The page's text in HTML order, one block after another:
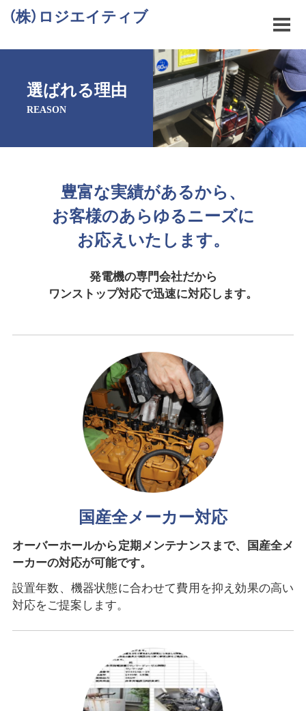
（株）ロジエイティブ
選ばれる理由
REASON
豊富な実績があるから、
お客様のあらゆるニーズに
お応えいたします。
発電機の専門会社だから
ワンストップ対応で迅速に対応します。
国産全メーカー対応
オーバーホールから定期メンテナンスまで、国産全メ
ーカーの対応が可能です。
設置年数、機器状態に合わせて費用を抑え効果の高い
対応をご提案します。